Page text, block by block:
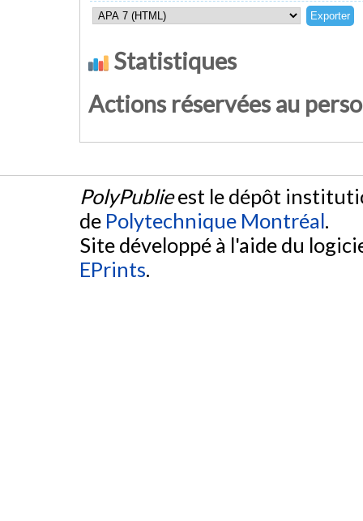
Statistiques
Actions réservées au
PolyPublieest le dépôt
de Polytechnique Montréal.
Site développé à l'aide du
EPrints.